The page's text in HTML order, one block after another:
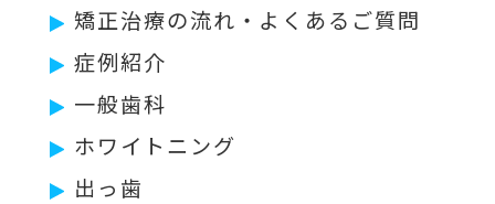
矯正治療の流れ・よくあるご質問
症例紹介
一般歯科
ホワイトニング
出っ歯